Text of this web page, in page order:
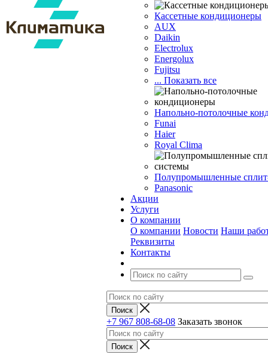
Кассетные кондиционеры
AUX
Daikin
Electrolux
Energolux
Fujitsu
... Показать все
Напольно-потолочные
Funai
Haier
Royal Clima
Полупромышленные
Panasonic
Акции
Услуги
О компании
О компании Новости Наши
Реквизиты
Контакты
+7 967 808-68-08 Заказать звонок